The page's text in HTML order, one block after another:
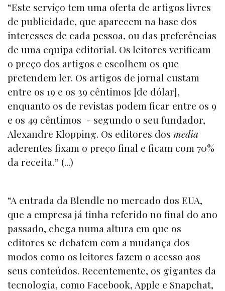
“Este serviço tem uma oferta de artigos livres
de publicidade, que aparecem na base dos
interesses de cada pessoa, ou das preferências
de uma equipa editorial. Os leitores verificam
o preço dos artigos e escolhem os que
pretendem ler. Os artigos de jornal custam
entre os 19 e os 39 cêntimos [de dólar],
enquanto os de revistas podem ficar entre os 9
e os 49 cêntimos - segundo o seu fundador,
Alexandre Klopping. Os editores dos media
aderentes fixam o preço final e ficam com 70%
da receita.” (...)
“A entrada da Blendle no mercado dos EUA,
que a empresa já tinha referido no final do ano
passado, chega numa altura em que os
editores se debatem com a mudança dos
modos como os leitores fazem o acesso aos
seus conteúdos. Recentemente, os gigantes da
tecnologia, como Facebook, Apple e Snapchat,